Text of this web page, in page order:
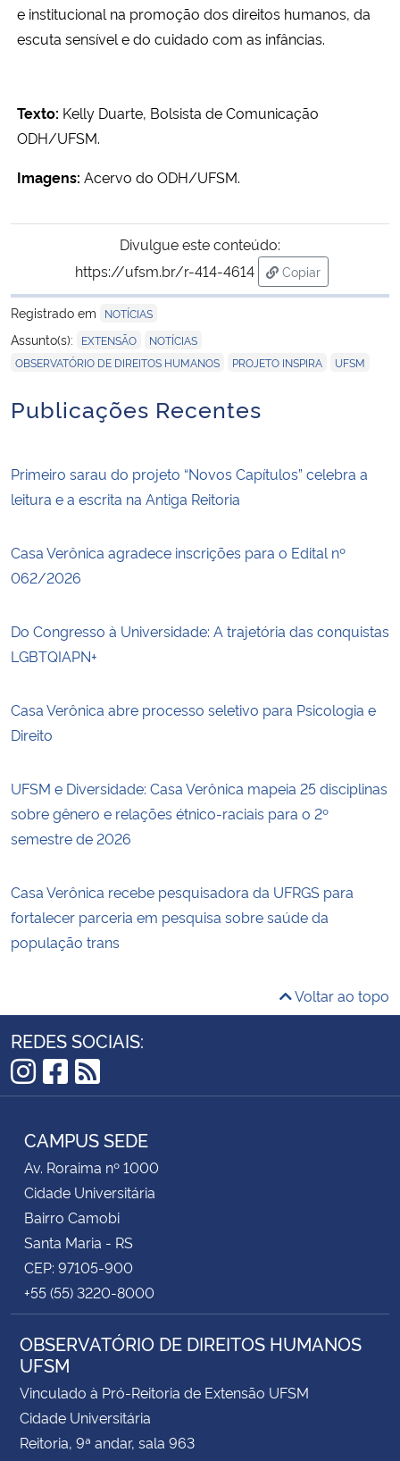
e institucional na promoção dos direitos humanos, da
escuta sensível e do cuidado com as infâncias.
Texto: Kelly Duarte, Bolsista de Comunicação
ODH/UFSM.
Imagens: Acervo do ODH/UFSM.
Divulgue este conteúdo:
https://ufsm.br/r-414-4614
Copiar
para área de
Registrado em
NOTÍCIAS
Assunto(s): EXTENSÃO NOTÍCIAS
OBSERVATÓRIO DE DIREITOS HUMANOS PROJETO INSPIRA UFSM
Publicações Recentes
Primeiro sarau do projeto “Novos Capítulos” celebra a
leitura e a escrita na Antiga Reitoria
Casa Verônica agradece inscrições para o Edital nº
062/2026
Do Congresso à Universidade: A trajetória das conquistas
LGBTQIAPN+
Casa Verônica abre processo seletivo para Psicologia e
Direito
UFSM e Diversidade: Casa Verônica mapeia 25 disciplinas
sobre gênero e relações étnico-raciais para o 2º
semestre de 2026
Casa Verônica recebe pesquisadora da UFRGS para
fortalecer parceria em pesquisa sobre saúde da
população trans
Voltar ao topo
REDES SOCIAIS:
Instagram
Facebook
RSS
CAMPUS SEDE
Av. Roraima nº 1000
Cidade Universitária
Bairro Camobi
Santa Maria - RS
CEP: 97105-900
+55 (55) 3220-8000
OBSERVATÓRIO DE DIREITOS HUMANOS
UFSM
Vinculado à Pró-Reitoria de Extensão UFSM
Cidade Universitária
Reitoria, 9ª andar, sala 963